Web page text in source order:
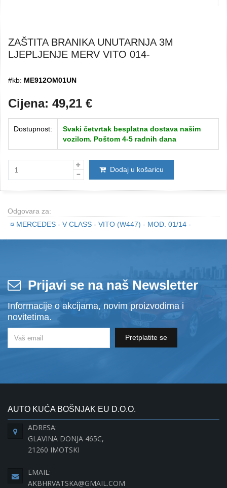
ZAŠTITA BRANIKA UNUTARNJA 3M
LJEPLJENJE MERV VITO 014-
#kb: ME912OM01UN
Cijena: 49,21 €
Dostupnost:
Svaki četvrtak besplatna dostava našim
vozilom. Poštom 4-5 radnih dana
Dodaj u košaricu
Odgovara za:
¤ MERCEDES - V CLASS - VITO (W447) - MOD. 01/14 -
Prijavi se na naš Newsletter
Informacije o akcijama, novim proizvodima i
novitetima.
Pretplatite se
AUTO KUĆA BOŠNJAK EU D.O.O.
ADRESA:
GLAVINA DONJA 465C,
21260 IMOTSKI
EMAIL:
AKBHRVATSKA@GMAIL.COM